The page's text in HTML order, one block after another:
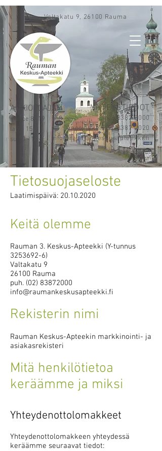
AUKIOLOAJAT
ma-pe 8 -19
la 9 - 15
su 10 - 16
YHTEYSTIEDOT
02 8387 2000
annosjakelu 02 8387 2020
info@raumankeskusapteekki.fi
Valtakatu 9, 26100 Rauma
Tietosuojaseloste
Laatimispäivä: 20.10.2020
Keitä olemme
Rauman 3. Keskus-Apteekki (Y-tunnus
3253692-6)
Valtakatu 9
26100 Rauma
puh. (02) 83872000
info@raumankeskusapteekki.fi
Rekisterin nimi
Rauman Keskus-Apteekin markkinointi- ja
asiakasrekisteri
Mitä henkilötietoa
keräämme ja miksi
Yhteydenottolomakkeet
Yhteydenottolomakkeen yhteydessä
keräämme seuraavat tiedot: